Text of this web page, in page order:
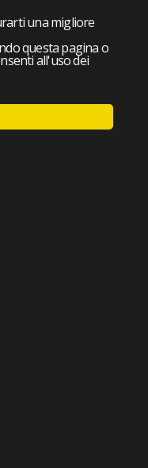
una migliore
questa pagina o
all'uso dei